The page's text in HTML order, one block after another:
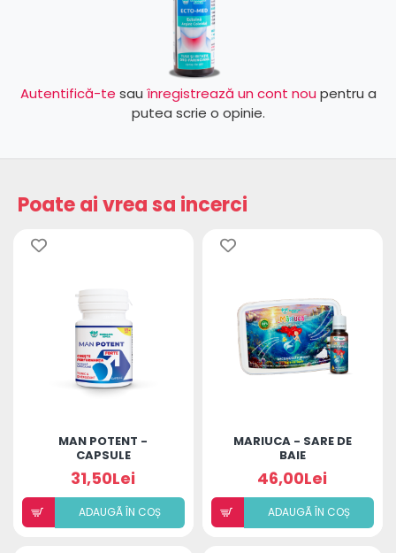
Autentifică-te sau înregistrează un cont nou pentru a
putea scrie o opinie.
Poate ai vrea sa incerci
MAN POTENT -
CAPSULE
31,50Lei
ADAUGÃ ÎN COȘ
MARIUCA - SARE DE
BAIE
DECONGESTIONANTA
46,00Lei
ADAUGÃ ÎN COȘ